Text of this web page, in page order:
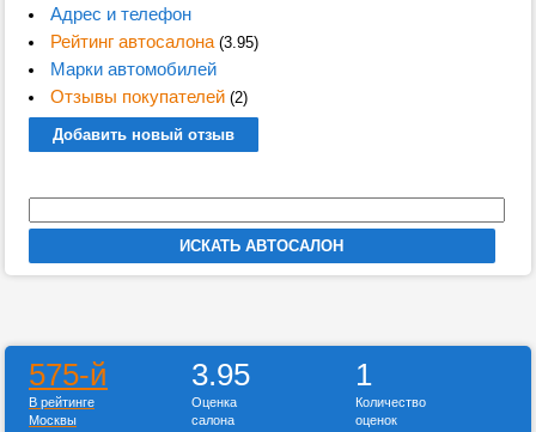
Адрес и телефон
Рейтинг автосалона(3.95)
Марки автомобилей
Отзывы покупателей(2)
Добавить новый отзыв
575-й
В рейтинге
Москвы
3.95
Оценка
салона
1
Количество
оценок